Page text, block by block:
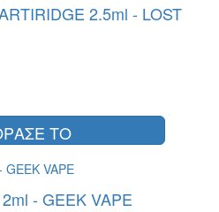
2.5ml - LOST
ΤΟ
- GEEK VAPE